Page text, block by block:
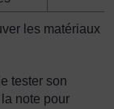
les matériaux
tester son
note pour